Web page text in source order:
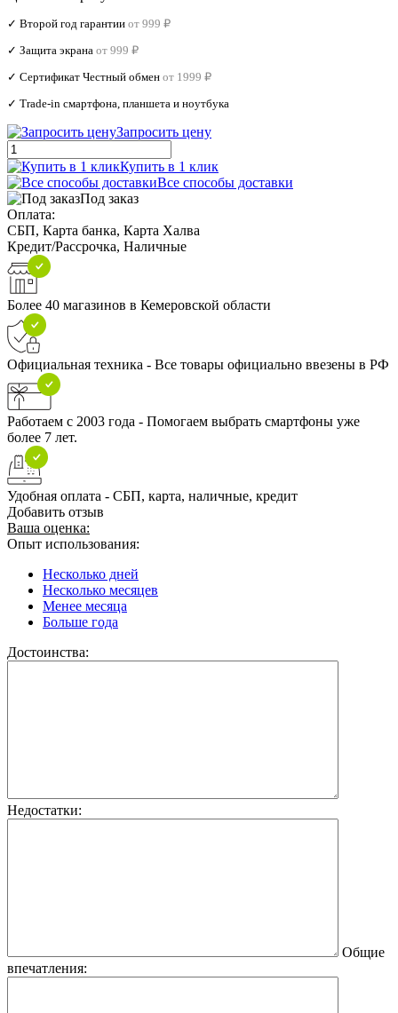
✓ Второй год гарантии от 999 ₽
✓ Защита экрана от 999 ₽
✓ Сертификат Честный обмен от 1999 ₽
✓ Trade‑in смартфона, планшета и ноутбука
Запросить цену
Купить в 1 клик
Все способы доставки
Под заказ
Оплата:
СБП, Карта банка, Карта Халва
Кредит/Рассрочка, Наличные
Более 40 магазинов в Кемеровской области
Официальная техника - Все товары официально ввезены в РФ
Работаем с 2003 года - Помогаем выбрать смартфоны уже
более 7 лет.
Удобная оплата - СБП, карта, наличные, кредит
Добавить отзыв
Ваша оценка:
Опыт использования:
Несколько дней
Несколько месяцев
Менее месяца
Больше года
Достоинства:
Недостатки:
Общие
впечатления: